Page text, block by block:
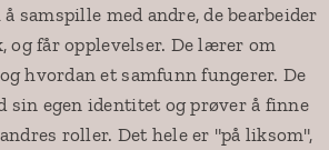
samspille med andre, de bearbeider
og får opplevelser. De lærer om
hvordan et samfunn fungerer. De
sin egen identitet og prøver å finne
roller. Det hele er "på liksom",